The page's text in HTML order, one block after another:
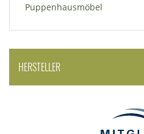
Puppenhausmöbel
HERSTELLER